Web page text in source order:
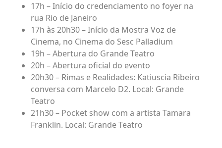
17h – Início do credenciamento no foyer na
rua Rio de Janeiro
17h às 20h30 – Início da Mostra Voz de
Cinema, no Cinema do Sesc Palladium
19h – Abertura do Grande Teatro
20h – Abertura oficial do evento
20h30 – Rimas e Realidades: Katiuscia Ribeiro
conversa com Marcelo D2. Local: Grande
Teatro
21h30 – Pocket show com a artista Tamara
Franklin. Local: Grande Teatro